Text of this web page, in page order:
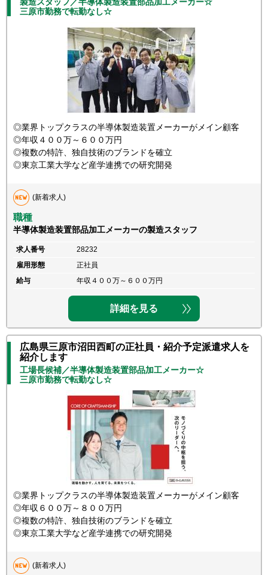
三原市勤務で転勤なし☆
◎業界トップクラスの半導体製造装置メーカーがメイン顧客
◎年収４００万～６００万円
◎複数の特許、独自技術のブランドを確立
◎東京工業大学など産学連携での研究開発
(新着求人)
職種
半導体製造装置部品加工メーカーの製造スタッフ
求人番号
28232
雇用形態
正社員
給与
年収４００万～６００万円
詳細を見る
広島県三原市沼田西町の正社員・紹介予定派遣求人を
紹介します
工場長候補／半導体製造装置部品加工メーカー☆
三原市勤務で転勤なし☆
◎業界トップクラスの半導体製造装置メーカーがメイン顧客
◎年収６００万～８００万円
◎複数の特許、独自技術のブランドを確立
◎東京工業大学など産学連携での研究開発
(新着求人)